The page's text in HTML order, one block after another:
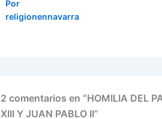
Por
religionennavarra
2 comentarios en “HOMILIA DEL
XIII Y JUAN PABLO II”